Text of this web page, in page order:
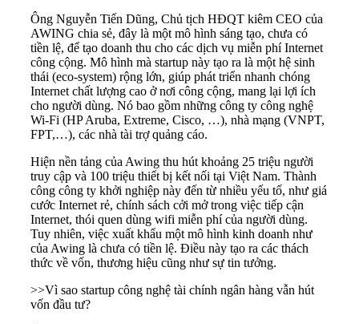
Ông Nguyễn Tiến Dũng, Chủ tịch HĐQT kiêm CEO của
AWING chia sẻ, đây là một mô hình sáng tạo, chưa có
tiền lệ, để tạo doanh thu cho các dịch vụ miễn phí Internet
công cộng. Mô hình mà startup này tạo ra là một hệ sinh
thái (eco-system) rộng lớn, giúp phát triển nhanh chóng
Internet chất lượng cao ở nơi công cộng, mang lại lợi ích
cho người dùng. Nó bao gồm những công ty công nghệ
Wi-Fi (HP Aruba, Extreme, Cisco, …), nhà mạng (VNPT,
FPT,…), các nhà tài trợ quảng cáo.
Hiện nền tảng của Awing thu hút khoảng 25 triệu người
truy cập và 100 triệu thiết bị kết nối tại Việt Nam. Thành
công công ty khởi nghiệp này đến từ nhiều yếu tố, như giá
cước Internet rẻ, chính sách cởi mở trong việc tiếp cận
Internet, thói quen dùng wifi miễn phí của người dùng.
Tuy nhiên, việc xuất khẩu một mô hình kinh doanh như
của Awing là chưa có tiền lệ. Điều này tạo ra các thách
thức về vốn, thương hiệu cũng như sự tin tưởng.
>>Vì sao startup công nghệ tài chính ngân hàng vẫn hút
vốn đầu tư?